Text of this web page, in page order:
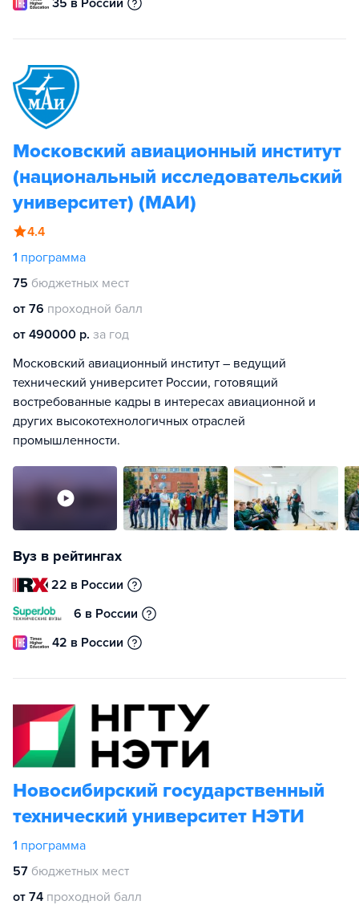
35 в России
Московский авиационный институт
(национальный исследовательский
университет) (МАИ)
4.4
1 программа
75 бюджетных мест
от 76 проходной балл
от 490000 р. за год
Московский авиационный институт – ведущий
технический университет России, готовящий
востребованные кадры в интересах авиационной и
других высокотехнологичных отраслей
промышленности.
Вуз в рейтингах
22 в России
6 в России
42 в России
Новосибирский государственный
технический университет НЭТИ
1 программа
57 бюджетных мест
от 74 проходной балл